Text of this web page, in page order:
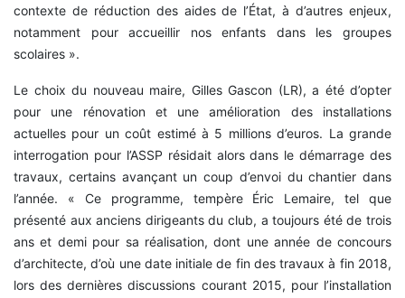
contexte de réduction des aides de l’État, à d’autres enjeux,
notamment pour accueillir nos enfants dans les groupes
scolaires ».
Le choix du nouveau maire, Gilles Gascon (LR), a été d’opter
pour une rénovation et une amélioration des installations
actuelles pour un coût estimé à 5 millions d’euros. La grande
interrogation pour l’ASSP résidait alors dans le démarrage des
travaux, certains avançant un coup d’envoi du chantier dans
l’année. « Ce programme, tempère Éric Lemaire, tel que
présenté aux anciens dirigeants du club, a toujours été de trois
ans et demi pour sa réalisation, dont une année de concours
d’architecte, d’où une date initiale de fin des travaux à fin 2018,
lors des dernières discussions courant 2015, pour l’installation